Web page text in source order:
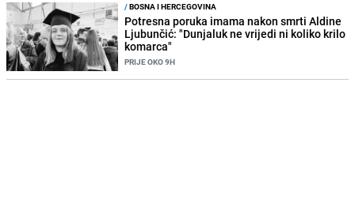
/BOSNA I HERCEGOVINA
Potresna poruka imama nakon smrti Aldine
Ljubunčić: "Dunjaluk ne vrijedi ni koliko krilo
komarca"
PRIJE OKO 9H